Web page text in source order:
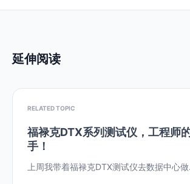
延伸阅读
RELATED TOPIC
福禄克DTX系列测试仪，工程师
手！
上周我带着福禄克DTX测试仪去数据中心